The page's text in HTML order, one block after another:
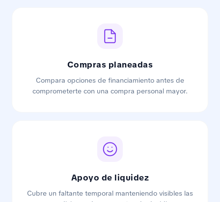
Compras planeadas
Compara opciones de financiamiento antes de
comprometerte con una compra personal mayor.
Apoyo de liquidez
Cubre un faltante temporal manteniendo visibles las